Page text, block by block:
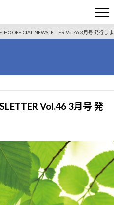
OFFICIAL NEWSLETTER Vol.46 3月号 発行し
Vol.46 3月号 発